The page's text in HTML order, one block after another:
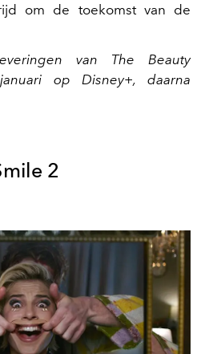
om de toekomst van de
van The Beauty
op Disney+, daarna
2